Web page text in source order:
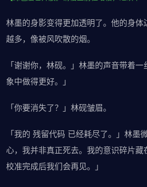
林墨的身影变得更加透明了。他的身体
越多，像被风吹散的烟。
「谢谢你，林砚。」林墨的声音带着
象中做得更好。」
「你要消失了？」林砚皱眉。
「我的 残留代码 已经耗尽了。」林墨
心，我并非真正死去。我的意识碎片藏
校准完成后我们会再见。」